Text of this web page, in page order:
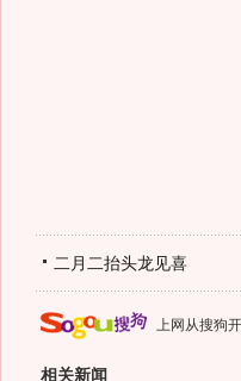
二月二抬头龙见喜
上网从搜狗
相关新闻